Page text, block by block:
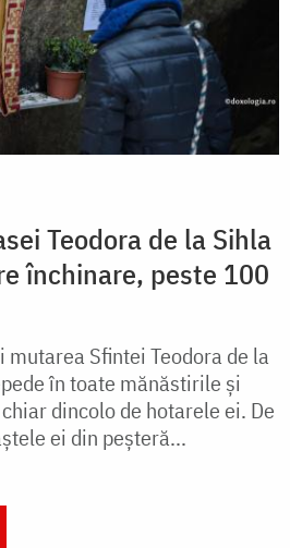
Teodora de la Sihla
închinare, peste 100
mutarea Sfintei Teodora de la
în toate mănăstirile şi
dincolo de hotarele ei. De
ei din peşteră...